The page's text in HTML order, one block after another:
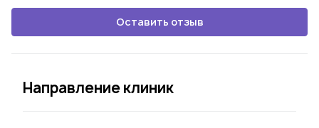
Оставить отзыв
Направление клиник